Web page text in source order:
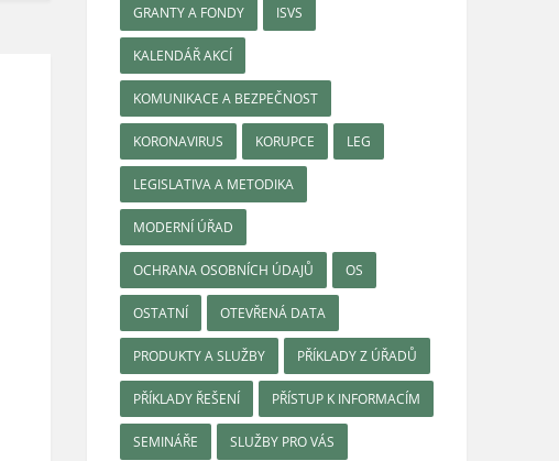
GRANTY A FONDY ISVS
KALENDÁŘ AKCÍ
KOMUNIKACE A BEZPEČNOST
KORONAVIRUS KORUPCE LEG
LEGISLATIVA A METODIKA
MODERNÍ ÚŘAD
OCHRANA OSOBNÍCH ÚDAJŮ OS
OSTATNÍ OTEVŘENÁ DATA
PRODUKTY A SLUŽBY PŘÍKLADY Z ÚŘADŮ
PŘÍKLADY ŘEŠENÍ PŘÍSTUP K INFORMACÍM
SEMINÁŘE SLUŽBY PRO VÁS